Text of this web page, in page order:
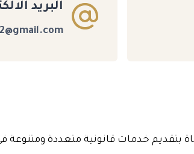
البريد
خدمات قانونية متعددة ومتنوعة